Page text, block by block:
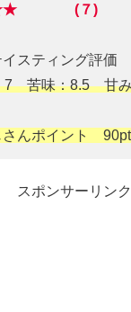
(７)
イスティング評
苦味：8.5 甘
さんポイント 90pt
スポンサーリンク